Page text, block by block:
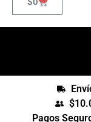
Pagos